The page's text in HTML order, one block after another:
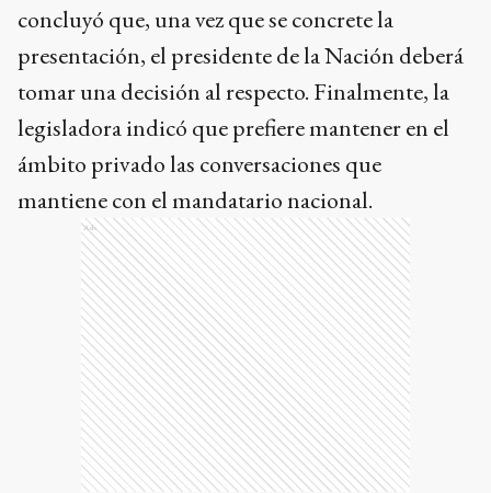
concluyó que, una vez que se concrete la
presentación, el presidente de la Nación deberá
tomar una decisión al respecto. Finalmente, la
legisladora indicó que prefiere mantener en el
ámbito privado las conversaciones que
mantiene con el mandatario nacional.
Ads